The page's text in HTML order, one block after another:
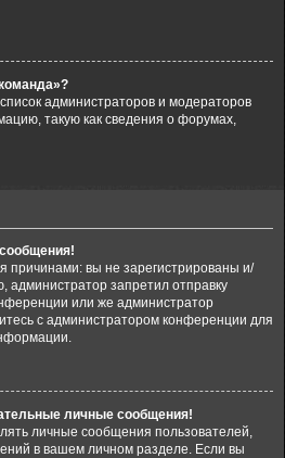
администраторов и модераторов
такую как сведения о форумах,
причинами: вы не зарегистрированы и/
запретил отправку
или же администратор
с администратором конференции для
личные сообщения!
личные сообщения пользователей,
в вашем личном разделе. Если вы